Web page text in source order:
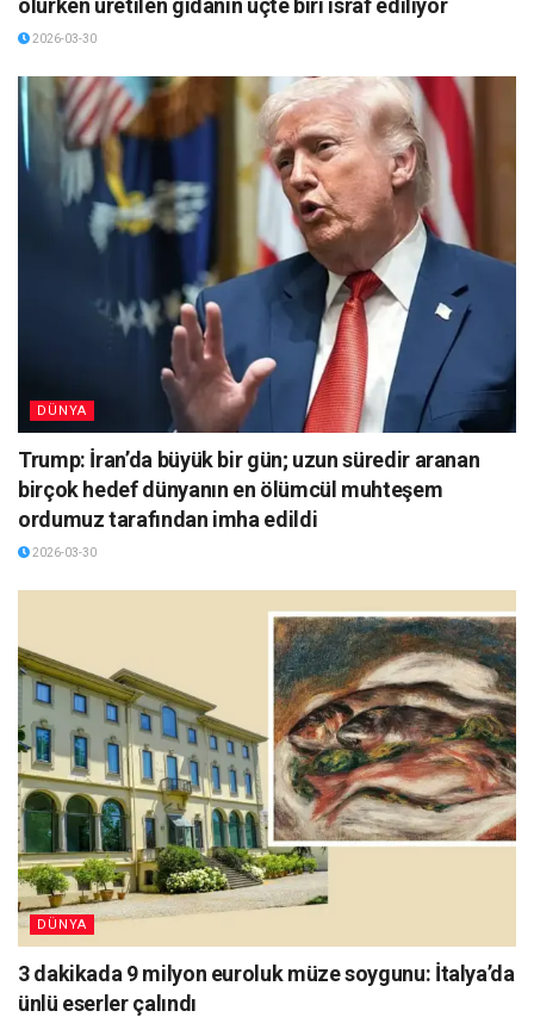
ölürken üretilen gıdanın üçte biri israf ediliyor
2026-03-30
DÜNYA
Trump: İran’da büyük bir gün; uzun süredir aranan
birçok hedef dünyanın en ölümcül muhteşem
ordumuz tarafından imha edildi
2026-03-30
DÜNYA
3 dakikada 9 milyon euroluk müze soygunu: İtalya’da
ünlü eserler çalındı